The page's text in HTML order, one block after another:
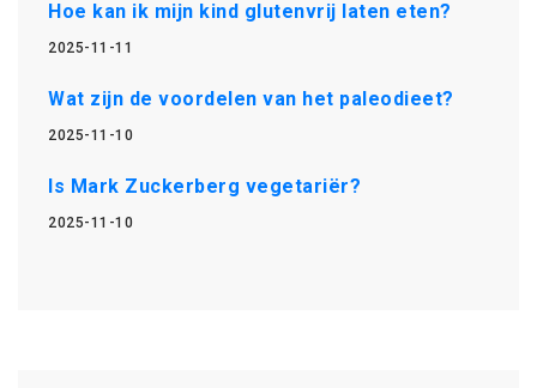
Hoe kan ik mijn kind glutenvrij laten eten?
2025-11-11
Wat zijn de voordelen van het paleodieet?
2025-11-10
Is Mark Zuckerberg vegetariër?
2025-11-10